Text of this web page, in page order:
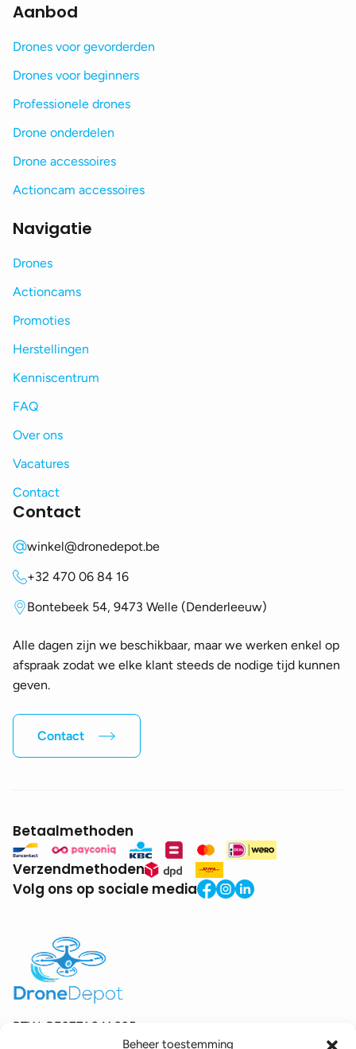
Beheer toestemming
Aanbod
Drones voor gevorderden
Drones voor beginners
Professionele drones
Drone onderdelen
Drone accessoires
Actioncam accessoires
Navigatie
Drones
Actioncams
Promoties
Herstellingen
Kenniscentrum
FAQ
Over ons
Vacatures
Contact
Contact
winkel@dronedepot.be
+32 470 06 84 16
Bontebeek 54, 9473 Welle (Denderleeuw)
Alle dagen zijn we beschikbaar, maar we werken enkel op
afspraak zodat we elke klant steeds de nodige tijd kunnen
geven.
Contact
Betaalmethoden
Verzendmethoden
Volg ons op sociale media
BTW: BE0771.941.935